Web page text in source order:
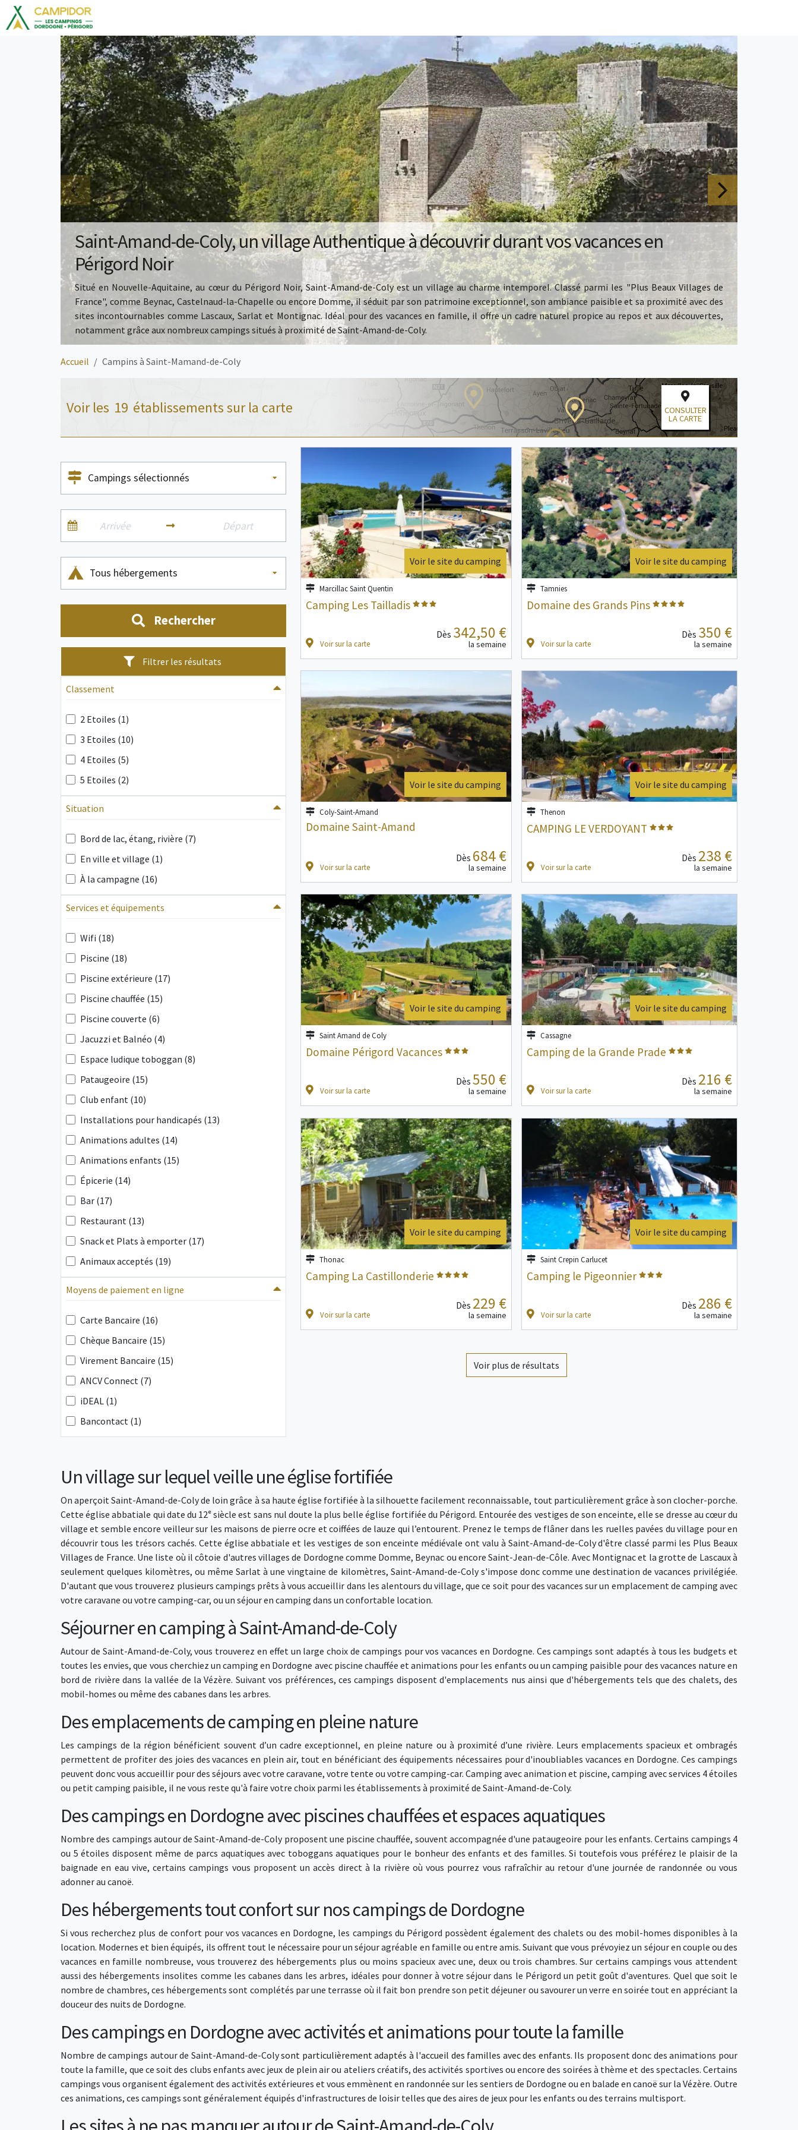
Saint-Amand-de-Coly, un village Authentique à découvrir durant vos vacances en
Périgord Noir
Situé en Nouvelle-Aquitaine, au cœur du Périgord Noir, Saint-Amand-de-Coly est un village au charme intemporel. Classé parmi les "Plus Beaux Villages de
France", comme Beynac, Castelnaud-la-Chapelle ou encoreDomme, il séduit par son patrimoine exceptionnel, son ambiance paisible et sa proximité avec des
sites incontournables comme Lascaux, Sarlat et Montignac. Idéal pour des vacances en famille, il offre un cadre naturel propice au repos et aux découvertes,
notamment grâce aux nombreux campings situés à proximité de Saint-Amand-de-Coly.
Accueil Campins à Saint-Mamand-de-Coly
Voir les 19 établissements sur la carte CONSULTER
LA CARTE
Campings sélectionnés
Tous hébergements
Rechercher
Filtrer les résultats
Classement
2 Etoiles (1)
3 Etoiles (10)
4 Etoiles (5)
5 Etoiles (2)
Situation
Bord de lac, étang, rivière (7)
En ville et village (1)
À la campagne (16)
Services et équipements
Wifi (18)
Piscine (18)
Piscine extérieure (17)
Piscine chauffée (15)
Piscine couverte (6)
Jacuzzi et Balnéo (4)
Espace ludique toboggan (8)
Pataugeoire (15)
Club enfant (10)
Installations pour handicapés (13)
Animations adultes (14)
Animations enfants (15)
Épicerie (14)
Bar (17)
Restaurant (13)
Snack et Plats à emporter (17)
Animaux acceptés (19)
Moyens de paiement en ligne
Carte Bancaire (16)
Chèque Bancaire (15)
Virement Bancaire (15)
ANCV Connect (7)
iDEAL (1)
Bancontact (1)
Voir le site du camping
Marcillac Saint Quentin
Camping Les Tailladis
Voir sur la carte
Dès 342,50 €
la semaine
Voir le site du camping
Tamnies
Domaine des Grands Pins
Voir sur la carte
Dès 350 €
la semaine
Voir le site du camping
Coly-Saint-Amand
Domaine Saint-Amand
Voir sur la carte
Dès 684 €
la semaine
Voir le site du camping
Thenon
CAMPING LE VERDOYANT
Voir sur la carte
Dès 238 €
la semaine
Voir le site du camping
Saint Amand de Coly
Domaine Périgord Vacances
Voir sur la carte
Dès 550 €
la semaine
Voir le site du camping
Cassagne
Camping de la Grande Prade
Voir sur la carte
Dès 216 €
la semaine
Voir le site du camping
Thonac
Camping La Castillonderie
Voir sur la carte
Dès 229 €
la semaine
Voir le site du camping
Saint Crepin Carlucet
Camping le Pigeonnier
Voir sur la carte
Dès 286 €
la semaine
Voir plus de résultats
Un village sur lequel veille une église fortifiée
On aperçoit Saint-Amand-de-Coly de loin grâce à sa haute église fortifiée à la silhouette facilement reconnaissable, tout particulièrement grâce à son clocher-porche.
Cette église abbatiale qui date du 12ᵉ siècle est sans nul doute la plus belle église fortifiée du Périgord. Entourée des vestiges de son enceinte, elle se dresse au cœur du
village et semble encore veilleur sur les maisons de pierre ocre et coiffées de lauze qui l’entourent. Prenez le temps de flâner dans les ruelles pavées du village pour en
découvrir tous les trésors cachés. Cette église abbatiale et les vestiges de son enceinte médiévale ont valu à Saint-Amand-de-Coly d'être classé parmi les Plus Beaux
Villages de France. Une liste où il côtoie d'autres villages de Dordogne comme Domme, Beynac ou encore Saint-Jean-de-Côle. Avec Montignac et la grotte de Lascaux à
seulement quelques kilomètres, ou même Sarlat à une vingtaine de kilomètres, Saint-Amand-de-Coly s'impose donc comme une destination de vacances privilégiée.
D'autant que vous trouverez plusieurs campings prêts à vous accueillir dans les alentours du village, que ce soit pour des vacances sur un emplacement de camping avec
votre caravane ou votre camping-car, ou un séjour en camping dans un confortable location.
Séjourner en camping à Saint-Amand-de-Coly
Autour de Saint-Amand-de-Coly, vous trouverez en effet un large choix de campings pour vos vacances en Dordogne. Ces campings sont adaptés à tous les budgets et
toutes les envies, que vous cherchiez un camping en Dordogne avec piscine chauffée et animations pour les enfants ou un camping paisible pour des vacances nature en
bord de rivière dans la vallée de la Vézère. Suivant vos préférences, ces campings disposent d'emplacements nus ainsi que d'hébergements tels que des chalets, des
mobil-homes ou même des cabanes dans les arbres.
Des emplacements de camping en pleine nature
Les campings de la région bénéficient souvent d’un cadre exceptionnel, en pleine nature ou à proximité d’une rivière. Leurs emplacements spacieux et ombragés
permettent de profiter des joies des vacances en plein air, tout en bénéficiant des équipements nécessaires pour d'inoubliables vacances en Dordogne. Ces campings
peuvent donc vous accueillir pour des séjours avec votre caravane, votre tente ou votre camping-car. Camping avec animation et piscine, camping avec services 4 étoiles
ou petit camping paisible, il ne vous reste qu'à faire votre choix parmi les établissements à proximité de Saint-Amand-de-Coly.
Des campings en Dordogne avec piscines chauffées et espaces aquatiques
Nombre des campings autour de Saint-Amand-de-Coly proposent une piscine chauffée, souvent accompagnée d'une pataugeoire pour les enfants. Certains campings 4
ou 5 étoiles disposent même de parcs aquatiques avec toboggans aquatiques pour le bonheur des enfants et des familles. Si toutefois vous préférez le plaisir de la
baignade en eau vive, certains campings vous proposent un accès direct à la rivière où vous pourrez vous rafraîchir au retour d'une journée de randonnée ou vous
adonner au canoë.
Des hébergements tout confort sur nos campings de Dordogne
Si vous recherchez plus de confort pour vos vacances en Dordogne, les campings du Périgord possèdent également des chalets ou des mobil-homes disponibles à la
location. Modernes et bien équipés, ils offrent tout le nécessaire pour un séjour agréable en famille ou entre amis. Suivant que vous prévoyiez un séjour en couple ou des
vacances en famille nombreuse, vous trouverez des hébergements plus ou moins spacieux avec une, deux ou trois chambres. Sur certains campings vous attendent
aussi des hébergements insolites comme les cabanes dans les arbres, idéales pour donner à votre séjour dans le Périgord un petit goût d'aventures. Quel que soit le
nombre de chambres, ces hébergements sont complétés par une terrasse où il fait bon prendre son petit déjeuner ou savourer un verre en soirée tout en appréciant la
douceur des nuits de Dordogne.
Des campings en Dordogne avec activités et animations pour toute la famille
Nombre de campings autour de Saint-Amand-de-Colysont particulièrement adaptés à l'accueil des familles avec des enfants. Ils proposent donc des animations pour
toute la famille, que ce soit des clubs enfants avec jeux de plein air ou ateliers créatifs, des activités sportives ou encore des soirées à thème et des spectacles. Certains
campings vous organisent également des activités extérieures et vous emmènent en randonnée sur les sentiers de Dordogne ou en balade en canoë sur la Vézère. Outre
ces animations, ces campings sont généralement équipés d'infrastructures de loisir telles que des aires de jeux pour les enfants ou des terrains multisport.